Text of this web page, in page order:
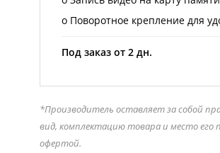
o Поворотное крепление для
Под заказ от 2 дн.
*Производитель оставляет за собой
вид, комплектацию товара и место его
офертой.